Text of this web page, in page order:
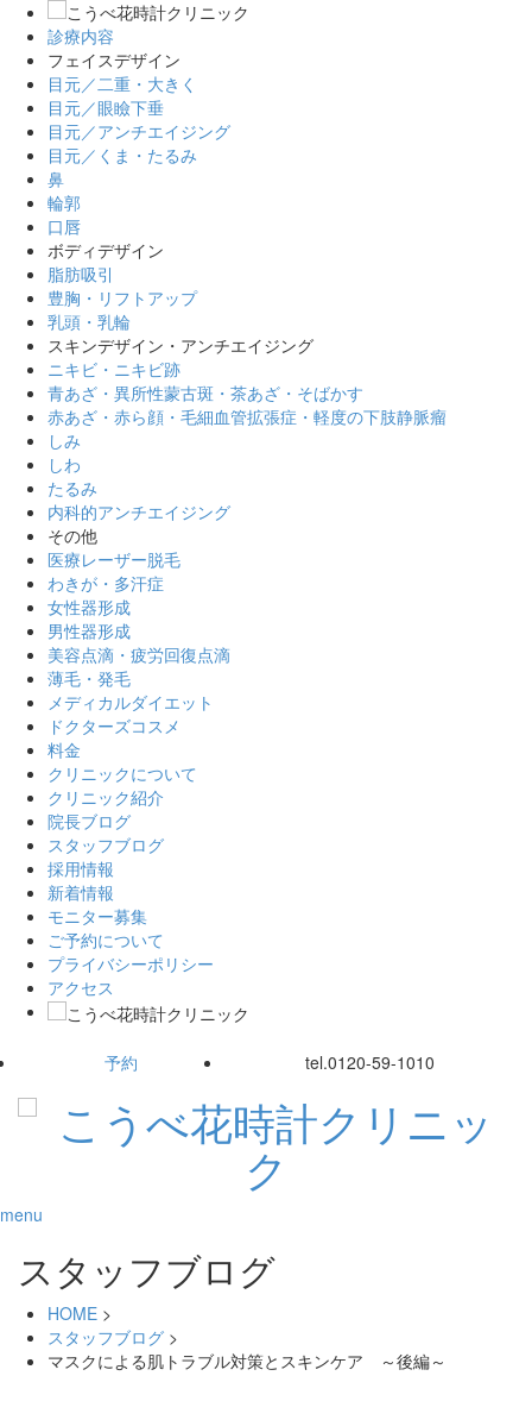
診療内容
フェイスデザイン
目元／二重・大きく
目元／眼瞼下垂
目元／アンチエイジング
目元／くま・たるみ
鼻
輪郭
口唇
ボディデザイン
脂肪吸引
豊胸・リフトアップ
乳頭・乳輪
スキンデザイン・アンチエイジング
ニキビ・ニキビ跡
青あざ・異所性蒙古斑・茶あざ・そばかす
赤あざ・赤ら顔・毛細血管拡張症・軽度の下肢静脈瘤
しみ
しわ
たるみ
内科的アンチエイジング
その他
医療レーザー脱毛
わきが・多汗症
女性器形成
男性器形成
美容点滴・疲労回復点滴
薄毛・発毛
メディカルダイエット
ドクターズコスメ
料金
クリニックについて
クリニック紹介
院長ブログ
スタッフブログ
採用情報
新着情報
モニター募集
ご予約について
プライバシーポリシー
アクセス
予約 tel.0120-59-1010
menu
スタッフブログ
HOME >
スタッフブログ >
マスクによる肌トラブル対策とスキンケア ～後編～